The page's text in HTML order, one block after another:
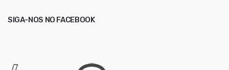
iSIGA-NOS NO FACEBOOK